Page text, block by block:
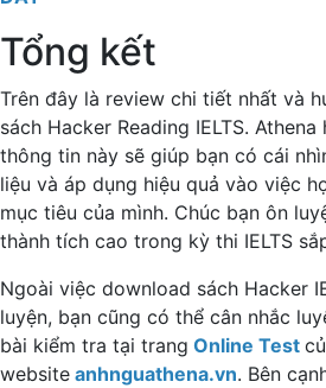
Tổng kết
Trên đây là review chi tiết nhất và
sách Hacker Reading IELTS.
thông tin này sẽ giúp bạn có cái
liệu và áp dụng hiệu quả vào việc
mục tiêu của mình. Chúc bạn ôn
thành tích cao trong kỳ thi IELTS
Ngoài việc download sách Hacker
luyện, bạn cũng có thể cân nhắc
bài kiểm tra tại trang Online Test
website anhnguathena.vn. Bên